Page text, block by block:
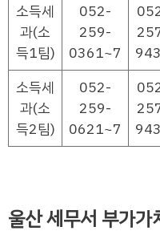
소득세
과(소
득1팀)
052-
259-
0361~7
소득세
과(소
득2팀)
052-
259-
0621~7
울산 세무서 부가